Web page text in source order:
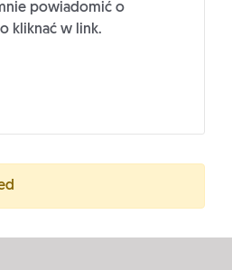
powiadomić o
kliknać w link.